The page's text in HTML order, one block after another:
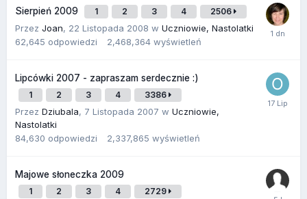
Sierpień 2009 1 2 3 4 2506
Przez Joan, 22 Listopada 2008 w Uczniowie, Nastolatki
62,645 odpowiedzi 2,468,364 wyświetleń
Lipcówki 2007 - zapraszam serdecznie :)
1 2 3 4 3386
Przez Dziubala, 7 Listopada 2007 w Uczniowie,
Nastolatki
84,630 odpowiedzi 2,337,865 wyświetleń
Majowe słoneczka 2009
1 2 3 4 2729